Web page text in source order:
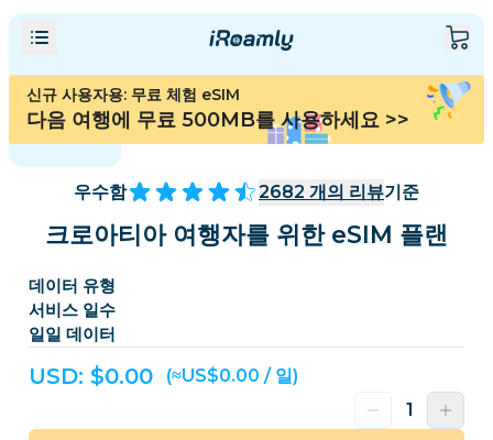
신규 사용자용: 무료 체험 eSIM
다음 여행에 무료 500MB를 사용하세요 >>
우수함 2682 개의 리뷰기준
크로아티아 여행자를 위한 eSIM 플랜
데이터 유형
서비스 일수
일일 데이터
USD: $0.00 (≈US$0.00 / 일)